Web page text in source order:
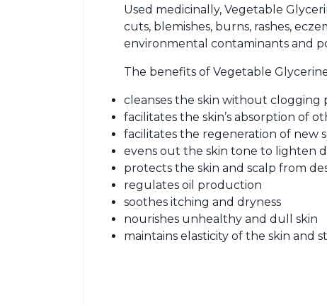
Used medicinally, Vegetable
cuts, blemishes, burns, rashes,
environmental contaminants and
The benefits of Vegetable
cleanses the skin without clogging
facilitates the skin’s absorption of
facilitates the regeneration of new
evens out the skin tone to lighten
protects the skin and scalp from
regulates oil production
soothes itching and dryness
nourishes unhealthy and dull skin
maintains elasticity of the skin and